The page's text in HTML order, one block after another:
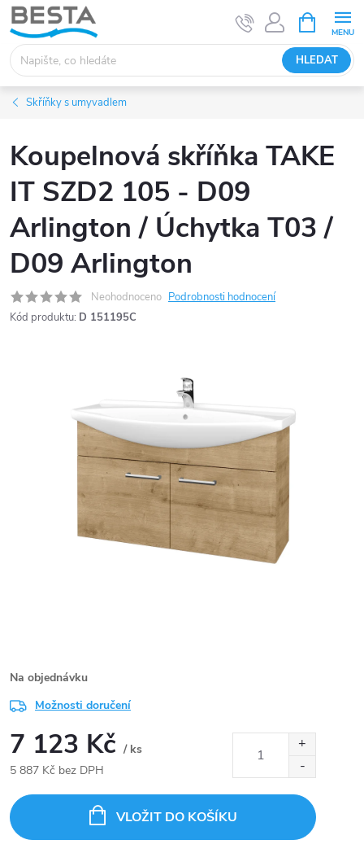
Přejít
na
obsah
HLEDAT
NÁKUPNÍ
KOŠÍK
Skříňky s umyvadlem
Koupelnová skříňka TAKE
IT SZD2 105 - D09
Arlington / Úchytka T03 /
D09 Arlington
Neohodnoceno Podrobnosti hodnocení
Kód produktu: D 151195C
Na objednávku
Možnosti doručení
7 123 Kč / ks
5 887 Kč bez DPH
cena:
VLOŽIT DO KOŠÍKU